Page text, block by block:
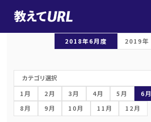
レポートトップ/Webサービス調査
2018年6月度 2019年
1月 2月 3月 4月 5月 6月
8月
9月 10月 11月 12月